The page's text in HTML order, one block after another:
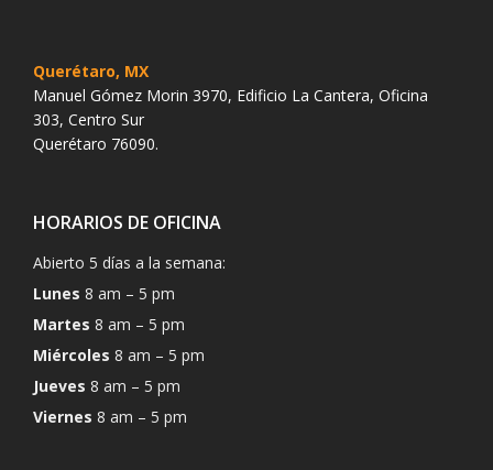
Querétaro, MX
Manuel Gómez Morin 3970, Edificio La Cantera, Oficina
303, Centro Sur
Querétaro 76090.
HORARIOS DE OFICINA
Abierto 5 días a la semana:
Lunes 8 am – 5 pm
Martes 8 am – 5 pm
Miércoles 8 am – 5 pm
Jueves 8 am – 5 pm
Viernes 8 am – 5 pm